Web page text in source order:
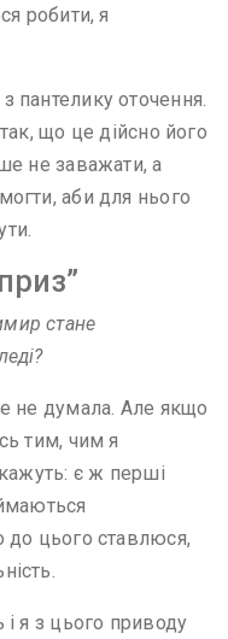
робити, я
оточення.
що це дійсно його
не заважати, а
аби для нього
стане
не думала. Але якщо
тим, чим я
є ж перші
до цього ставлюся,
я з цього приводу